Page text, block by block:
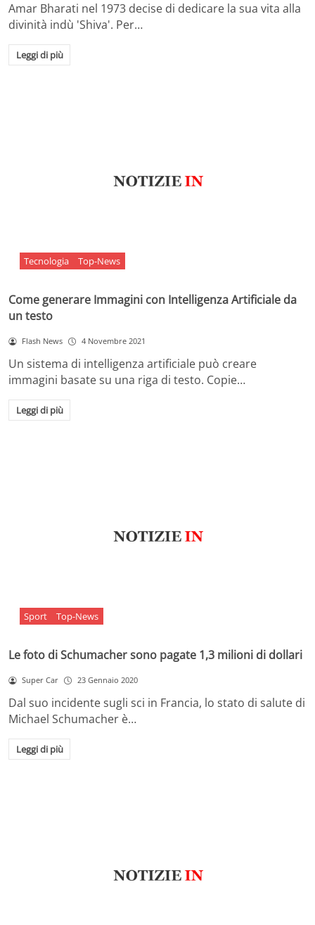
Amar Bharati nel 1973 decise di dedicare la sua vita alla
divinità indù 'Shiva'. Per…
Leggi di più
Tecnologia Top-News
Come generare Immagini con Intelligenza Artificiale da
un testo
Flash News 4 Novembre 2021
Un sistema di intelligenza artificiale può creare
immagini basate su una riga di testo. Copie…
Leggi di più
Sport Top-News
Le foto di Schumacher sono pagate 1,3 milioni di dollari
Super Car 23 Gennaio 2020
Dal suo incidente sugli sci in Francia, lo stato di salute di
Michael Schumacher è…
Leggi di più